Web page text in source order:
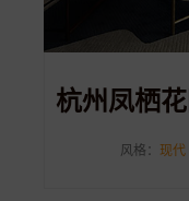
风格： 现代